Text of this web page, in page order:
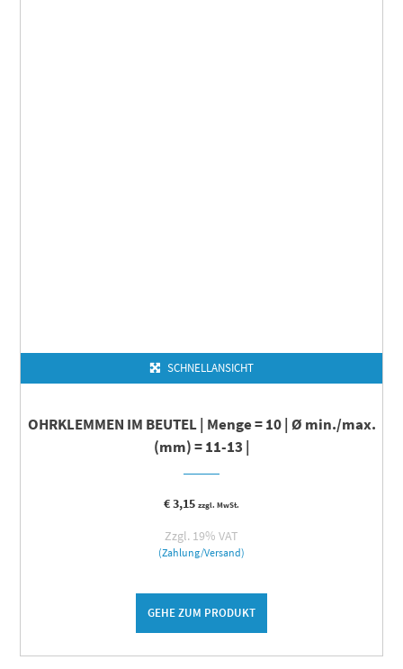
SCHNELLANSICHT
OHRKLEMMEN IM BEUTEL | Menge = 10 | Ø min./max.
(mm) = 11-13 |
€3,15 zzgl. MwSt.
Zzgl. 19% VAT
(Zahlung/Versand)
GEHE ZUM PRODUKT